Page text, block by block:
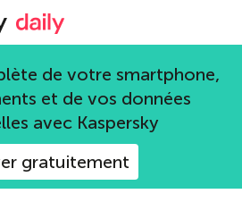
Blog officiel de Kaspersky
de votre smartphone,
et de vos données
avec Kaspersky
gratuitement